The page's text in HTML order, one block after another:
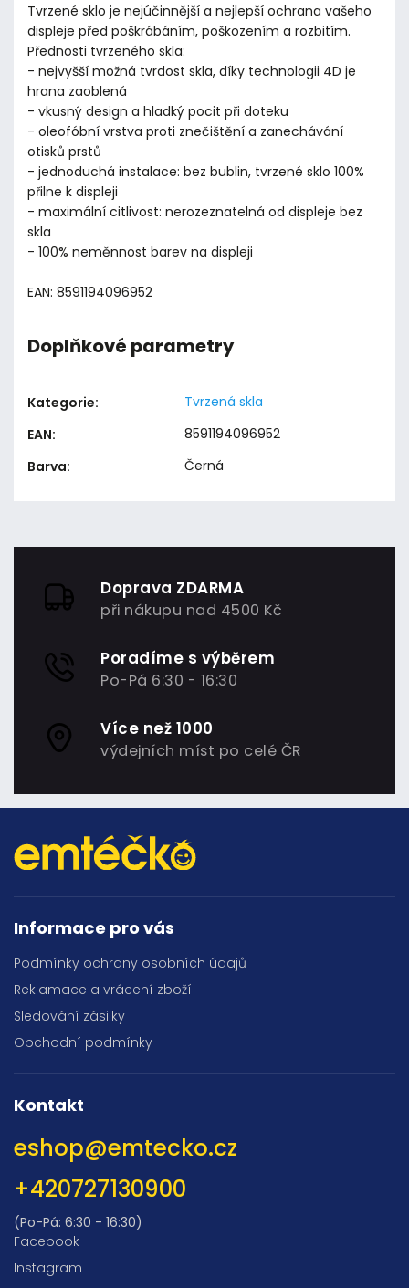
Tvrzené sklo je nejúčinnější a nejlepší ochrana vašeho
displeje před poškrábáním, poškozením a rozbitím.
Přednosti tvrzeného skla:
- nejvyšší možná tvrdost skla, díky technologii 4D je
hrana zaoblená
- vkusný design a hladký pocit při doteku
- oleofóbní vrstva proti znečištění a zanechávání
otisků prstů
- jednoduchá instalace: bez bublin, tvrzené sklo 100%
přilne k displeji
- maximální citlivost: nerozeznatelná od displeje bez
skla
- 100% neměnnost barev na displeji
EAN: 8591194096952
Doplňkové parametry
Kategorie:
Tvrzená skla
EAN:
8591194096952
Barva: Černá
Doprava ZDARMA
při nákupu nad 4500 Kč
Poradíme s výběrem
Po-Pá 6:30 - 16:30
Více než 1000
výdejních míst po celé ČR
Informace pro vás
Podmínky ochrany osobních údajů
Reklamace a vrácení zboží
Sledování zásilky
Obchodní podmínky
Kontakt
eshop@emtecko.cz
+420727130900
(Po-Pá: 6:30 - 16:30)
Facebook
Instagram